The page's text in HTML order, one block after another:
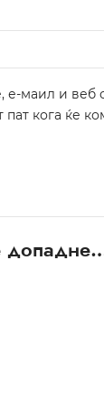
е-маил и веб
пат кога ќе